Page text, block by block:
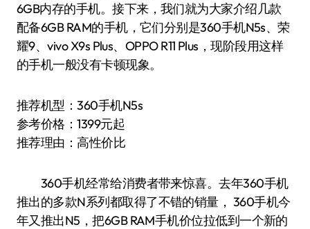
6GB内存的手机。接下来，我们就为大家介绍几款
配备6GB RAM的手机，它们分别是360手机N5s、荣
耀9、vivo X9s Plus、OPPO R11 Plus，现阶段用这样
的手机一般没有卡顿现象。
推荐机型：360手机N5s
参考价格：1399元起
推荐理由：高性价比
360手机经常给消费者带来惊喜。去年360手机
推出的多款N系列都取得了不错的销量， 360手机今
年又推出N5，把6GB RAM手机价位拉低到一个新的